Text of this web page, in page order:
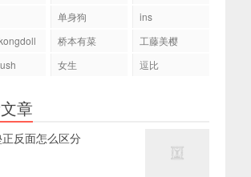
单身狗
ins
桥本有菜
工藤美樱
女生 逗比
章
反面怎么区分